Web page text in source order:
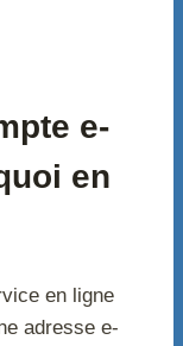
e-
en
en ligne
adresse e-